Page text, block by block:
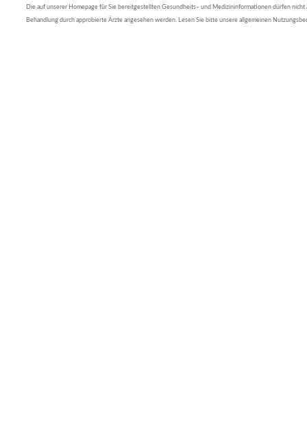
Die auf unserer Homepage für Sie bereitgestellten Gesundheits– und Medizininformationen dürfen nicht
Behandlung durch approbierte Ärzte angesehen werden. Lesen Sie bitte unsere allgemeinen